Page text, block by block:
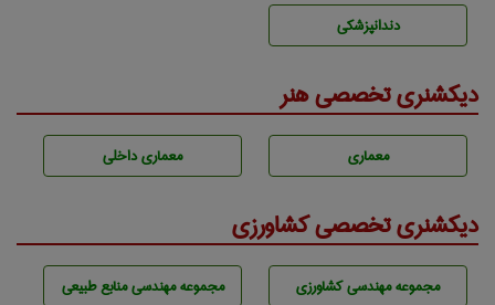
دندانپزشكی
دیکشنری تخصصی هنر
معماری معماری داخلی
دیکشنری تخصصی کشاورزی
مجموعه مهندسی كشاورزی مجموعه مهندسی منابع طبيعی